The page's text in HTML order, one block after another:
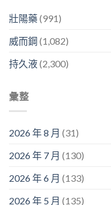
壯陽藥(991)
威而鋼 (1,082)
持久液(2,300)
彙整
2026 年 8 月 (31)
2026 年 7 月 (130)
2026 年 6 月 (133)
2026 年 5 月 (135)